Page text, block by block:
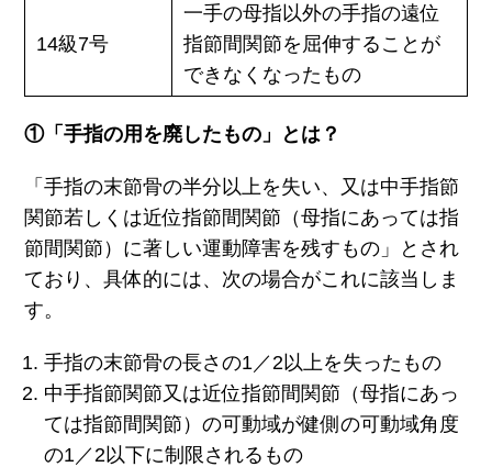
14級7号
一手の母指以外の手指の遠位
指節間関節を屈伸することが
できなくなったもの
①「手指の用を廃したもの」とは？
「手指の末節骨の半分以上を失い、又は中手指節
関節若しくは近位指節間関節（母指にあっては指
節間関節）に著しい運動障害を残すもの」とされ
ており、具体的には、次の場合がこれに該当しま
す。
手指の末節骨の長さの1／2以上を失ったもの
中手指節関節又は近位指節間関節（母指にあっ
ては指節間関節）の可動域が健側の可動域角度
の1／2以下に制限されるもの